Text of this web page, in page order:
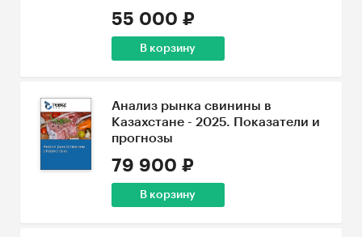
55 000 ₽
В корзину
Анализ рынка свинины в
Казахстане - 2025. Показатели и
прогнозы
79 900 ₽
В корзину